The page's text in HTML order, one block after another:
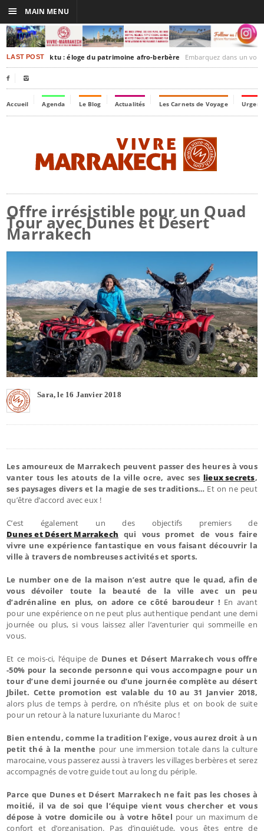
LAST POSTTimbuktu : éloge du patrimoine afro-berbère Embarquez dans un voyage culturel dans le
 
Accueil Agenda Le Blog Actualités Les Carnets de Voyage
Offre irrésistible pour un Quad
Tour avec Dunes et Désert
Marrakech
Sara, le 16 Janvier 2018
Les amoureux de Marrakech peuvent passer des heures à vous
vanter tous les atouts de la ville ocre, avec seslieux secrets,
ses paysages divers et la magie de ses traditions… Et on ne peut
qu’être d’accord avec eux !
C’est également un des objectifs premiers de
Dunes et Désert Marrakech qui vous promet de vous faire
vivre une expérience fantastique en vous faisant découvrir la
ville à travers de nombreuses activités et sports.
Le number one de la maison n’est autre que le quad, afin de
vous dévoiler toute la beauté de la ville avec un peu
d’adrénaline en plus, on adore ce côté baroudeur ! En avant
pour une expérience on ne peut plus authentique pendant une demi
journée ou plus, si vous laissez aller l’aventurier qui sommeille en
vous.
Et ce mois-ci, l’équipe de Dunes et Désert Marrakech vous offre
-50% pour la seconde personne qui vous accompagne pour un
tour d’une demi journée ou d’une journée complète au désert
Jbilet. Cette promotion est valable du 10 au 31 Janvier 2018,
alors plus de temps à perdre, on n’hésite plus et on book de suite
pour un retour à la nature luxuriante du Maroc !
Bien entendu, comme la tradition l’exige, vous aurez droit à un
petit thé à la menthe pour une immersion totale dans la culture
marocaine, vous passerez aussi à travers les villages berbères et serez
accompagnés de votre guide tout au long du périple.
Parce que Dunes et Désert Marrakech ne fait pas les choses à
moitié, il va de soi que l’équipe vient vous chercher et vous
dépose à votre domicile ou à votre hôtel pour un maximum de
confort et d’organisation. Pas d’inquiétude, vous êtes entre de
☰ MAIN MENU